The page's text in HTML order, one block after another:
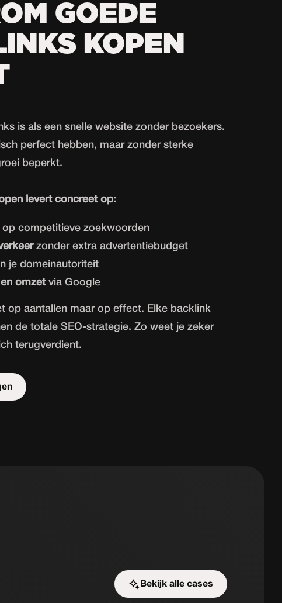
GOEDE
KOPEN
is als een snelle website zonder bezoekers.
perfect hebben, maar zonder sterke
beperkt.
levert concreet op:
op competitieve zoekwoorden
zonder extra advertentiebudget
je domeinautoriteit
omzetvia Google
op aantallen maar op effect. Elke backlink
de totale SEO-strategie. Zo weet je zeker
terugverdient.
Bekijk alle cases
Start de uitdaging